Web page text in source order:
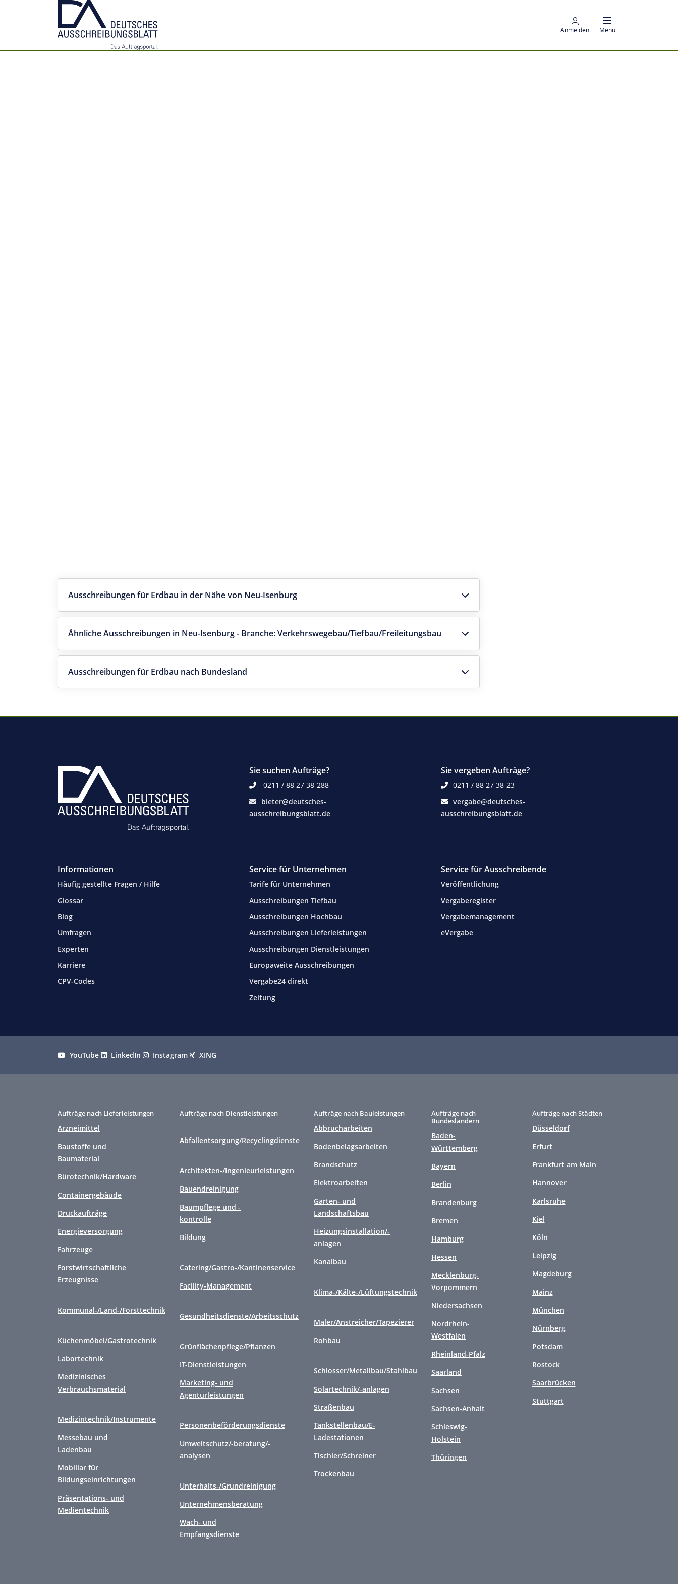
Anmelden Menü
Ausschreibungen für Erdbau in der Nähe von Neu-Isenburg
Ähnliche Ausschreibungen in Neu-Isenburg - Branche: Verkehrswegebau/Tiefbau/Freileitungsbau
Ausschreibungen für Erdbau nach Bundesland
Sie suchen Aufträge?
0211 / 88 27 38-288
bieter@deutsches-
ausschreibungsblatt.de
Sie vergeben Aufträge?
0211 / 88 27 38-23
vergabe@deutsches-
ausschreibungsblatt.de
Informationen
Häufig gestellte Fragen / Hilfe
Glossar
Blog
Umfragen
Experten
Karriere
CPV-Codes
Service für Unternehmen
Tarife für Unternehmen
Ausschreibungen Tiefbau
Ausschreibungen Hochbau
Ausschreibungen Lieferleistungen
Ausschreibungen Dienstleistungen
Europaweite Ausschreibungen
Vergabe24 direkt
Zeitung
Service für Ausschreibende
Veröffentlichung
Vergaberegister
Vergabemanagement
eVergabe
YouTube LinkedIn Instagram XING
Aufträge nach Lieferleistungen
Arzneimittel
Baustoffe und
Baumaterial
Bürotechnik/Hardware
Containergebäude
Druckaufträge
Energieversorgung
Fahrzeuge
Forstwirtschaftliche
Erzeugnisse
Kommunal-/Land-/Forsttechnik
Küchenmöbel/Gastrotechnik
Labortechnik
Medizinisches
Verbrauchsmaterial
Medizintechnik/Instrumente
Messebau und
Ladenbau
Mobiliar für
Bildungseinrichtungen
Präsentations- und
Medientechnik
Aufträge nach Dienstleistungen
Abfallentsorgung/Recyclingdienste
Architekten-/Ingenieurleistungen
Bauendreinigung
Baumpflege und -
kontrolle
Bildung
Catering/Gastro-/Kantinenservice
Facility-Management
Gesundheitsdienste/Arbeitsschutz
Grünflächenpflege/Pflanzen
IT-Dienstleistungen
Marketing- und
Agenturleistungen
Personenbeförderungsdienste
Umweltschutz/-beratung/-
analysen
Unterhalts-/Grundreinigung
Unternehmensberatung
Wach- und
Empfangsdienste
Aufträge nach Bauleistungen
Abbrucharbeiten
Bodenbelagsarbeiten
Brandschutz
Elektroarbeiten
Garten- und
Landschaftsbau
Heizungsinstallation/-
anlagen
Kanalbau
Klima-/Kälte-/Lüftungstechnik
Maler/Anstreicher/Tapezierer
Rohbau
Schlosser/Metallbau/Stahlbau
Solartechnik/-anlagen
Straßenbau
Tankstellenbau/E-
Ladestationen
Tischler/Schreiner
Trockenbau
Aufträge nach
Bundesländern
Baden-
Württemberg
Bayern
Berlin
Brandenburg
Bremen
Hamburg
Hessen
Mecklenburg-
Vorpommern
Niedersachsen
Nordrhein-
Westfalen
Rheinland-Pfalz
Saarland
Sachsen
Sachsen-Anhalt
Schleswig-
Holstein
Thüringen
Aufträge nach Städten
Düsseldorf
Erfurt
Frankfurt am Main
Hannover
Karlsruhe
Kiel
Köln
Leipzig
Magdeburg
Mainz
München
Nürnberg
Potsdam
Rostock
Saarbrücken
Stuttgart